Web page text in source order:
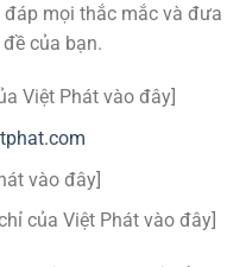
mọi thắc mắc và đưa
của bạn.
Việt Phát vào đây]
vào đây]
của Việt Phát vào đây]